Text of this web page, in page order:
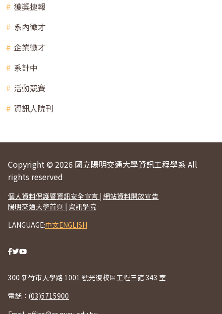
獲獎捷報
系內徵才
企業徵才
系計中
活動競賽
資訊人院刊
Copyright © 2026 國立陽明交通大學資訊工程學系 All
rights reserved
個人資料保護暨資訊安全宣言 | 網站資料開放宣告
陽明交通大學首頁 | 資訊學院
LANGUAGE:中文ENGLISH
300 新竹市大學路 1001 號光復校區工程三館 343 室
電話： (03)5715900